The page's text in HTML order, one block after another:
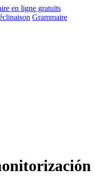
Grammaire